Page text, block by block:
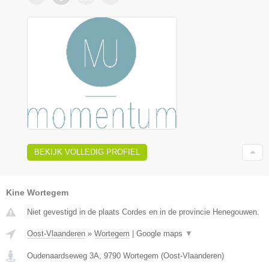
BEKIJK VOLLEDIG PROFIEL
Kine Wortegem
Niet gevestigd in de plaats Cordes en in de provincie Henegouwen.
Oost-Vlaanderen » Wortegem | Google maps ▼
Oudenaardseweg 3A 9790 Wortegem (Oost-Vlaanderen)